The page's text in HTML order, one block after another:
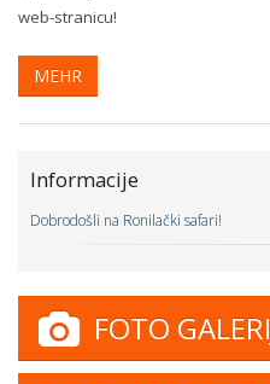
web-stranicu!
MEHR
Informacije
Dobrodošli na Ronilački safari!
FOTO